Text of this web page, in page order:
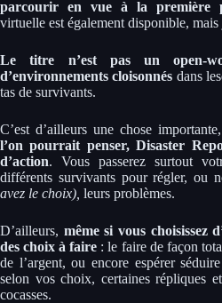
parcourir en vue à la première
virtuelle est également disponible, mais
Le titre n’est pas un open-
d’environnements cloisonnés dans
tas de survivants.
C’est d’ailleurs une chose
l’on pourrait penser, Disaster
d’action. Vous passerez surtout
différents survivants pour régler, ou
avez le choix), leurs problèmes.
D’ailleurs, même si vous choisissez
des choix à faire : le faire de façon
de l’argent, ou encore espérer
selon vos choix, certaines répliques
cocasses.